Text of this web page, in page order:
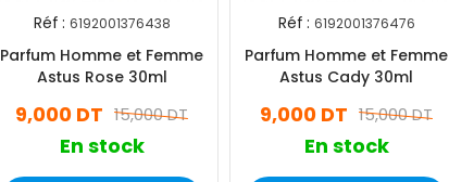
Réf : 6192001376438
Parfum Homme et Femme
Astus Rose 30ml
15,000 DT
9,000 DT
En stock
Réf : 6192001376476
Parfum Homme et Femme
Astus Cady 30ml
15,000 DT
9,000 DT
En stock